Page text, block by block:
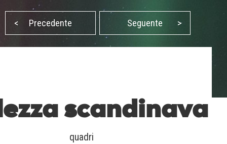
< Precedente Seguente >
scandinava
quadri